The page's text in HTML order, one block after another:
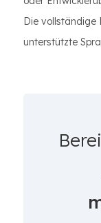
Die vollständige
unterstützte